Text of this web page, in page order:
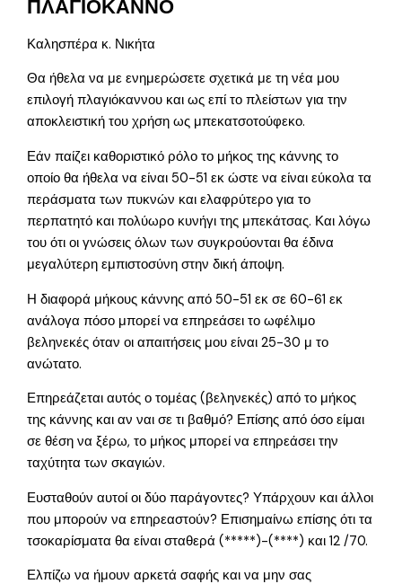
ΠΛΑΓΙΟΚΑΝΝΟ
Καλησπέρα κ. Νικήτα
Θα ήθελα να με ενημερώσετε σχετικά με τη νέα μου
επιλογή πλαγιόκαννου και ως επί το πλείστων για την
αποκλειστική του χρήση ως μπεκατσοτούφεκο.
Εάν παίζει καθοριστικό ρόλο το μήκος της κάννης το
οποίο θα ήθελα να είναι 50-51 εκ ώστε να είναι εύκολα τα
περάσματα των πυκνών και ελαφρύτερο για το
περπατητό και πολύωρο κυνήγι της μπεκάτσας. Και λόγω
του ότι οι γνώσεις όλων των συγκρούονται θα έδινα
μεγαλύτερη εμπιστοσύνη στην δική άποψη.
Η διαφορά μήκους κάννης από 50-51 εκ σε 60-61 εκ
ανάλογα πόσο μπορεί να επηρεάσει το ωφέλιμο
βεληνεκές όταν οι απαιτήσεις μου είναι 25-30 μ το
ανώτατο.
Επηρεάζεται αυτός ο τομέας (βεληνεκές) από το μήκος
της κάννης και αν ναι σε τι βαθμό? Επίσης από όσο είμαι
σε θέση να ξέρω, το μήκος μπορεί να επηρεάσει την
ταχύτητα των σκαγιών.
Ευσταθούν αυτοί οι δύο παράγοντες? Υπάρχουν και άλλοι
που μπορούν να επηρεαστούν? Επισημαίνω επίσης ότι τα
τσοκαρίσματα θα είναι σταθερά (*****)-(****) και 12 /70.
Ελπίζω να ήμουν αρκετά σαφής και να μην σας